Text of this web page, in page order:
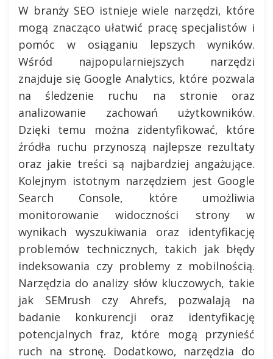
W branży SEO istnieje wiele narzędzi, które
mogą znacząco ułatwić pracę specjalistów i
pomóc w osiąganiu lepszych wyników.
Wśród najpopularniejszych narzędzi
znajduje się Google Analytics, które pozwala
na śledzenie ruchu na stronie oraz
analizowanie zachowań użytkowników.
Dzięki temu można zidentyfikować, które
źródła ruchu przynoszą najlepsze rezultaty
oraz jakie treści są najbardziej angażujące.
Kolejnym istotnym narzędziem jest Google
Search Console, które umożliwia
monitorowanie widoczności strony w
wynikach wyszukiwania oraz identyfikację
problemów technicznych, takich jak błędy
indeksowania czy problemy z mobilnością.
Narzędzia do analizy słów kluczowych, takie
jak SEMrush czy Ahrefs, pozwalają na
badanie konkurencji oraz identyfikację
potencjalnych fraz, które mogą przynieść
ruch na stronę. Dodatkowo, narzędzia do